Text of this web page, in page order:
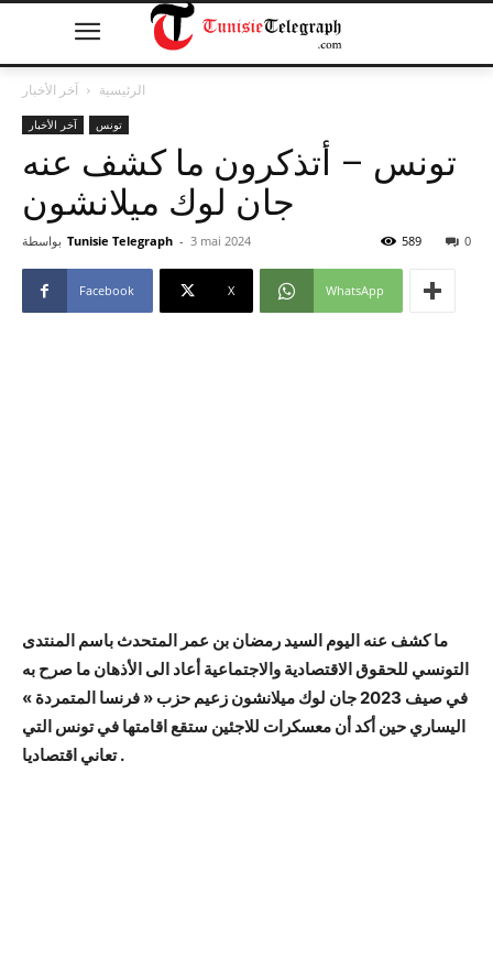
الرئيسية آخر الأخبار
آخر الأخبار تونس
تونس – أتذكرون ما كشف عنه
جان لوك ميلانشون
بواسطة Tunisie Telegraph - 3 mai 2024 0
589
Facebook X WhatsApp
ما كشف عنه اليوم السيد رمضان بن عمر المتحدث باسم المنتدى
التونسي للحقوق الاقتصادية والاجتماعية أعاد الى الأذهان ما صرح به
في صيف 2023
جان لوك ميلانشون زعيم حزب « فرنسا المتمردة »
اليساري حين أكد أن معسكرات للاجئين ستقع اقامتها في تونس التي
تعاني اقتصاديا .